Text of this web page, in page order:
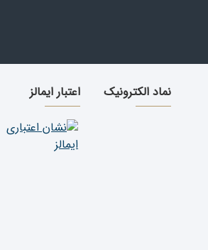
نماد الکترونیک اعتبار ایمالز